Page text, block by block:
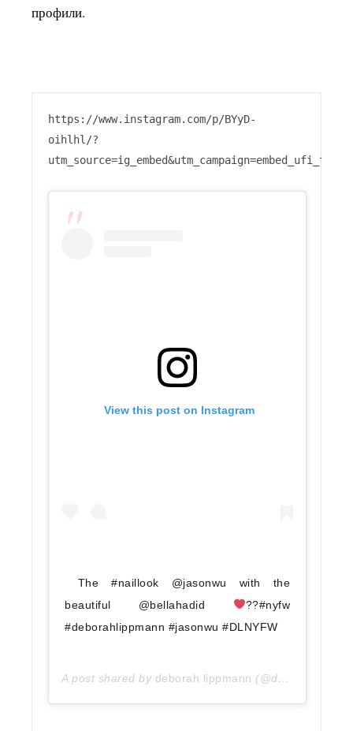
профили.
https://www.instagram.com/p/BYyD-
oihlhl/?
utm_source=ig_embed&utm_campaign=embed_ufi_test
View this post on Instagram
The #naillook @jasonwu with the
beautiful @bellahadid
??#nyfw
#deborahlippmann #jasonwu #DLNYFW
A post shared by deborah lippmann (@deborahlippmann) on